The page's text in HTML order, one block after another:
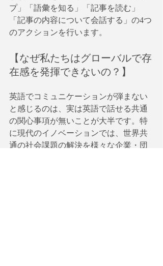
プ」「語彙を知る」「記事を読む」
「記事の内容について会話する」の4つ
のアクションを行います。
【なぜ私たちはグローバルで存
在感を発揮できないの？】
英語でコミュニケーションが弾まない
と感じるのは、実は英語で話せる共通
の関心事項が無いことが大半です。特
に現代のイノベーションでは、世界共
通の社会課題の解決を様々な企業・団